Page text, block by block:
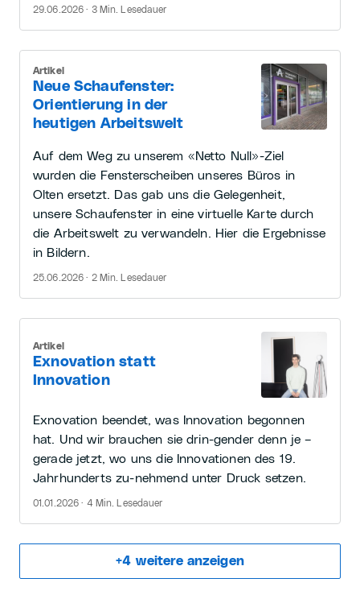
29.06.2026 · 3 Min. Lesedauer
Neue Schaufenster:
Orientierung in der
heutigen Arbeitswelt
Artikel
Auf dem Weg zu unserem «Netto Null»-Ziel
wurden die Fensterscheiben unseres Büros in
Olten ersetzt. Das gab uns die Gelegenheit,
unsere Schaufenster in eine virtuelle Karte durch
die Arbeitswelt zu verwandeln. Hier die Ergebnisse
in Bildern.
25.06.2026 · 2 Min. Lesedauer
Exnovation statt
Innovation
Artikel
Exnovation beendet, was Innovation begonnen
hat. Und wir brauchen sie drin-gender denn je –
gerade jetzt, wo uns die Innovationen des 19.
Jahrhunderts zu-nehmend unter Druck setzen.
01.01.2026 · 4 Min. Lesedauer
+4 weitere anzeigen